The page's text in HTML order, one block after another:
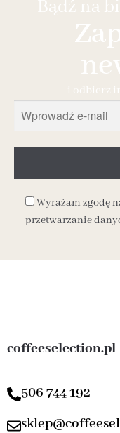
Bądź na
i odbierz
Wyrażam zgodę
przetwarzanie
coffeeselection.pl
506 744 192